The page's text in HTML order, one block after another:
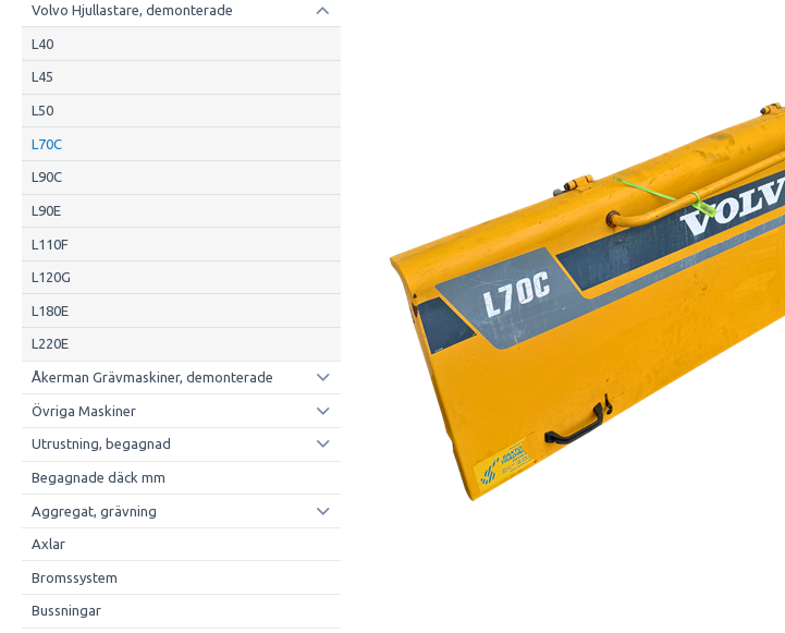
Volvo Hjullastare, demonterade
L40
L45
L50
L70C
L90C
L90E
L110F
L120G
L180E
L220E
Åkerman Grävmaskiner, demonterade
Övriga Maskiner
Utrustning, begagnad
Begagnade däck mm
Aggregat, grävning
Axlar
Bromssystem
Bussningar